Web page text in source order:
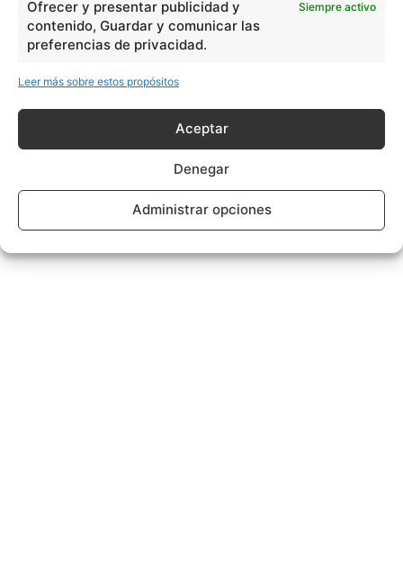
Ofrecer y presentar publicidad y
contenido, Guardar y comunicar las
preferencias de privacidad.
Siempre activo
Leer más sobre estos propósitos
Aceptar
Denegar
Administrar opciones